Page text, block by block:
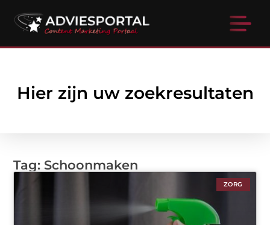
Hier zijn uw zoekresultaten
Tag: Schoonmaken
ZORG